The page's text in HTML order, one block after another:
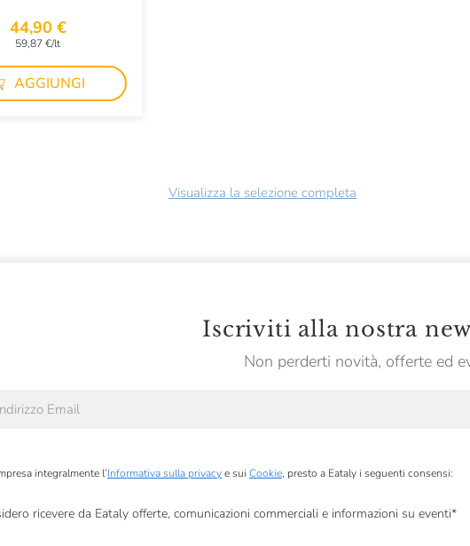
44,90 €
59,87 €/lt
AGGIUNGI
Visualizza la selezione completa
Iscriviti alla nostra
Non perderti novità, offerte ed
integralmente l’Informativa sulla privacye sui Cookie, presto a Eataly i seguenti consensi:
ricevere da Eataly offerte, comunicazioni commerciali e informazioni su eventi*